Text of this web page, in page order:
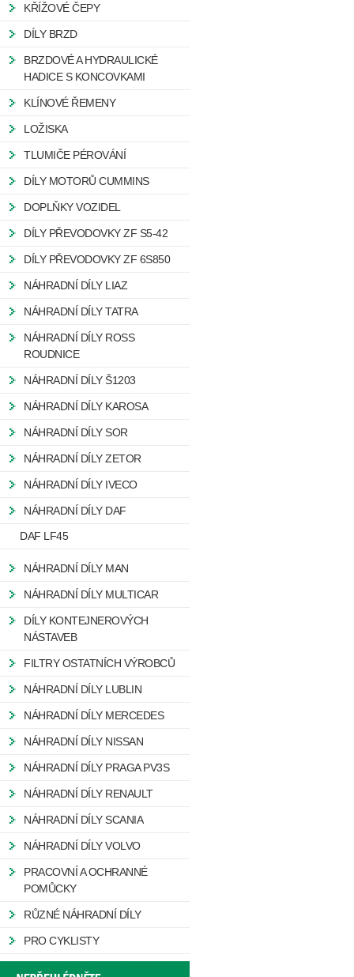
KŘÍŽOVÉ ČEPY
DÍLY BRZD
BRZDOVÉ A HYDRAULICKÉ
HADICE S KONCOVKAMI
KLÍNOVÉ ŘEMENY
LOŽISKA
TLUMIČE PÉROVÁNÍ
DÍLY MOTORŮ CUMMINS
DOPLŇKY VOZIDEL
DÍLY PŘEVODOVKY ZF S5-42
DÍLY PŘEVODOVKY ZF 6S850
NÁHRADNÍ DÍLY LIAZ
NÁHRADNÍ DÍLY TATRA
NÁHRADNÍ DÍLY ROSS
ROUDNICE
NÁHRADNÍ DÍLY Š1203
NÁHRADNÍ DÍLY KAROSA
NÁHRADNÍ DÍLY SOR
NÁHRADNÍ DÍLY ZETOR
NÁHRADNÍ DÍLY IVECO
NÁHRADNÍ DÍLY DAF
DAF LF45
NÁHRADNÍ DÍLY MAN
NÁHRADNÍ DÍLY MULTICAR
DÍLY KONTEJNEROVÝCH
NÁSTAVEB
FILTRY OSTATNÍCH VÝROBCŮ
NÁHRADNÍ DÍLY LUBLIN
NÁHRADNÍ DÍLY MERCEDES
NÁHRADNÍ DÍLY NISSAN
NÁHRADNÍ DÍLY PRAGA PV3S
NÁHRADNÍ DÍLY RENAULT
NÁHRADNÍ DÍLY SCANIA
NÁHRADNÍ DÍLY VOLVO
PRACOVNÍ A OCHRANNÉ
POMŮCKY
RŮZNÉ NÁHRADNÍ DÍLY
PRO CYKLISTY